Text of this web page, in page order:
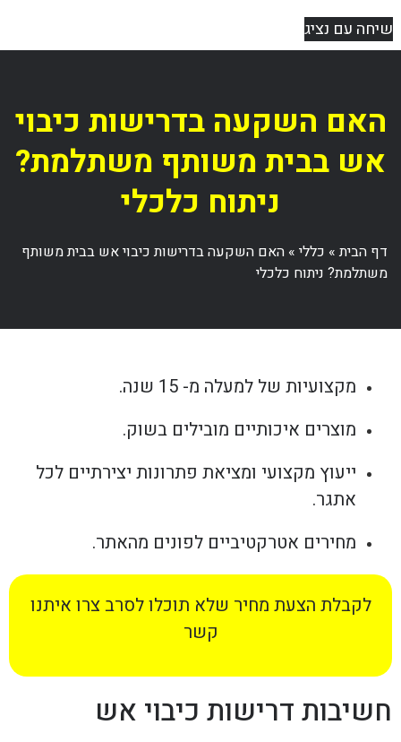
שיחה עם נציג
האם השקעה בדרישות כיבוי
אש בבית משותף משתלמת?
ניתוח כלכלי
דף הבית» כללי» האם השקעה בדרישות כיבוי אש בבית משותף
משתלמת? ניתוח כלכלי
מקצועיות של למעלה מ- 15 שנה.
מוצרים איכותיים מובילים בשוק.
ייעוץ מקצועי ומציאת פתרונות יצירתיים לכל
אתגר.
מחירים אטרקטיביים לפונים מהאתר.
לקבלת הצעת מחיר שלא תוכלו לסרב צרו איתנו
קשר
חשיבות דרישות כיבוי אש